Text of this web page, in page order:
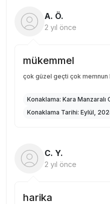
A. Ö.
2 yıl önce
mükemmel
çok güzel geçti çok memnun
Konaklama: Kara Manzaralı
Konaklama Tarihi: Eylül,
C. Y.
2 yıl önce
harika